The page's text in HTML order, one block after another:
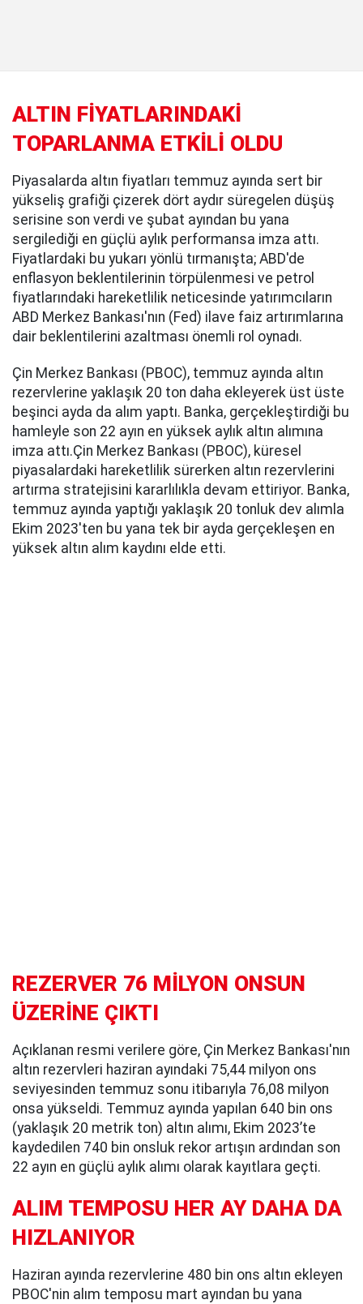
ALTIN FİYATLARINDAKİ
TOPARLANMA ETKİLİ OLDU
Piyasalarda altın fiyatları temmuz ayında sert bir
yükseliş grafiği çizerek dört aydır süregelen düşüş
serisine son verdi ve şubat ayından bu yana
sergilediği en güçlü aylık performansa imza attı.
Fiyatlardaki bu yukarı yönlü tırmanışta; ABD'de
enflasyon beklentilerinin törpülenmesi ve petrol
fiyatlarındaki hareketlilik neticesinde yatırımcıların
ABD Merkez Bankası'nın (Fed) ilave faiz artırımlarına
dair beklentilerini azaltması önemli rol oynadı.
Çin Merkez Bankası (PBOC), temmuz ayında altın
rezervlerine yaklaşık 20 ton daha ekleyerek üst üste
beşinci ayda da alım yaptı. Banka, gerçekleştirdiği bu
hamleyle son 22 ayın en yüksek aylık altın alımına
imza attı.Çin Merkez Bankası (PBOC), küresel
piyasalardaki hareketlilik sürerken altın rezervlerini
artırma stratejisini kararlılıkla devam ettiriyor. Banka,
temmuz ayında yaptığı yaklaşık 20 tonluk dev alımla
Ekim 2023'ten bu yana tek bir ayda gerçekleşen en
yüksek altın alım kaydını elde etti.
REZERVER 76 MİLYON ONSUN
ÜZERİNE ÇIKTI
Açıklanan resmi verilere göre, Çin Merkez Bankası'nın
altın rezervleri haziran ayındaki 75,44 milyon ons
seviyesinden temmuz sonu itibarıyla 76,08 milyon
onsa yükseldi. Temmuz ayında yapılan 640 bin ons
(yaklaşık 20 metrik ton) altın alımı, Ekim 2023’te
kaydedilen 740 bin onsluk rekor artışın ardından son
22 ayın en güçlü aylık alımı olarak kayıtlara geçti.
ALIM TEMPOSU HER AY DAHA DA
HIZLANIYOR
Haziran ayında rezervlerine 480 bin ons altın ekleyen
PBOC'nin alım temposu mart ayından bu yana